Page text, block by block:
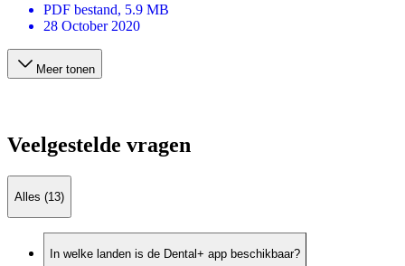
PDF bestand, 5.9 MB
28 October 2020
Meer tonen
Veelgestelde vragen
Alles (13)
In welke landen is de Dental+ app beschikbaar?